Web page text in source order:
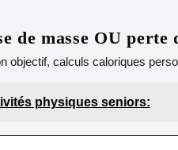
de masse OU perte
objectif, calculs caloriques
physiques seniors: